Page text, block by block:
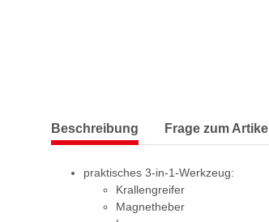
Beschreibung Frage zum Artikel
praktisches 3-in-1-Werkzeug:
Krallengreifer
Magnetheber